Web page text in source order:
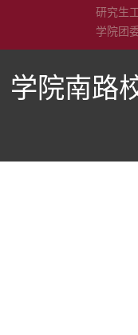
研究生
学院团
学院南路